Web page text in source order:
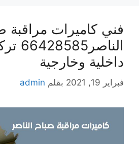
فني كاميرات مراقبة
داخلية وخارجية
فبراير 19, 2021 بقلم admin